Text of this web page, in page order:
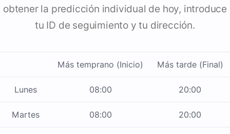
obtener la predicción individual de hoy, introduce
tu ID de seguimiento y tu dirección.
Más temprano (Inicio) Más tarde (Final)
Lunes 08:00 20:00
Martes 08:00 20:00